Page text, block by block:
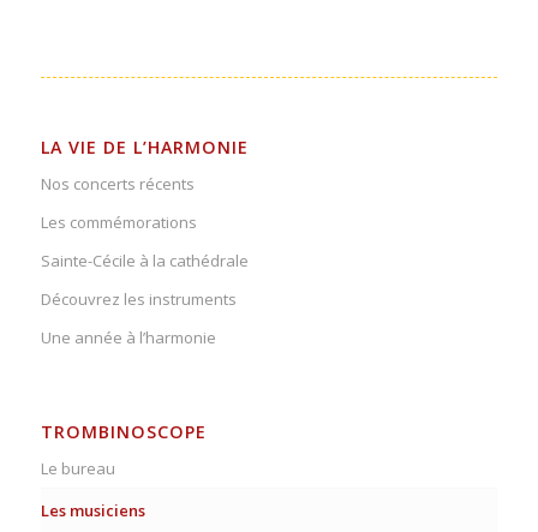
LA VIE DE L’HARMONIE
Nos concerts récents
Les commémorations
Sainte-Cécile à la cathédrale
Découvrez les instruments
Une année à l’harmonie
TROMBINOSCOPE
Le bureau
Les musiciens